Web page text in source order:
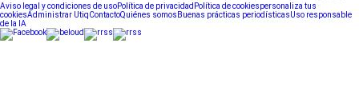
Aviso legal y condiciones de usoPolítica de privacidad Política de cookiespersonaliza tus
cookiesAdministrar UtiqContactoQuiénes somos Buenas prácticas periodísticasUso responsable
de la IA